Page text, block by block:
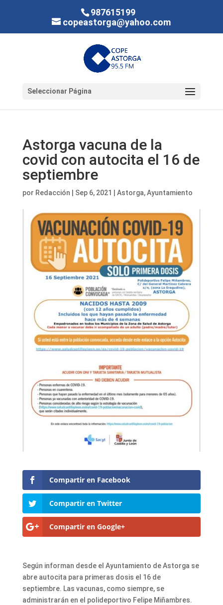
987615199
copeastorga@yahoo.com
Seleccionar Página
Astorga vacuna de la
covid con autocita el 16 de
septiembre
por Redacción Sep 6, 2021 Astorga,Ayuntamiento
Compartir en Facebook
Compartir en Twitter
Compartir en Google+
Según informan desde el Ayuntamiento de Astorga se
abre autocita para primeras dosis el 16 de
septiembre. Las vacunas, como siempre, se
administrarán en el polideportivo Felipe Miñambres.